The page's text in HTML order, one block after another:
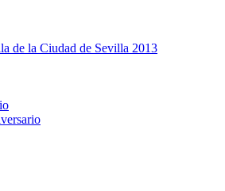
de la Ciudad de Sevilla 2013